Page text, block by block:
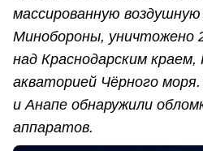
массированную
Минобороны, уничтожено
над Краснодарским
акваторией Чёрного
и Анапе обнаружили
аппаратов.